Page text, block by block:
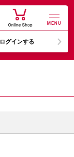
MENU
ログインする